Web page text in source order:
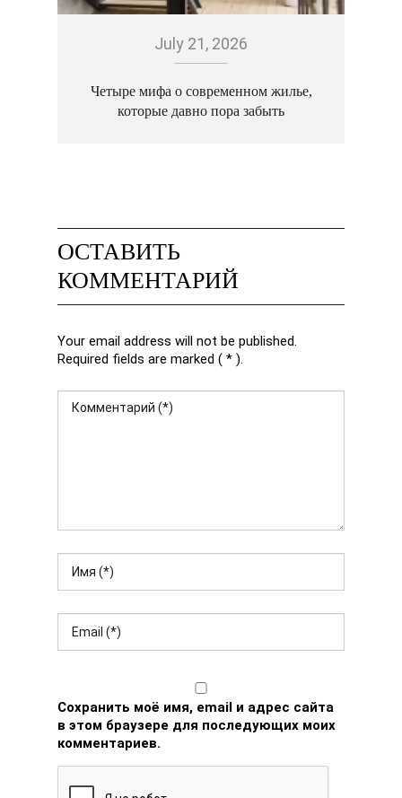
July 21, 2026
Четыре мифа о современном жилье,
которые давно пора забыть
ОСТАВИТЬ
КОММЕНТАРИЙ
Your email address will not be published.
Required fields are marked ( * ).
Сохранить моё имя, email и адрес сайта
в этом браузере для последующих моих
комментариев.